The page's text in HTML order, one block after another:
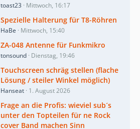
toast23 Mittwoch, 16:17
Spezielle Halterung für T8-Röhren
HaBe Mittwoch, 15:40
ZA-048 Antenne für Funkmikro
tonsound Dienstag, 19:46
Touchscreen schräg stellen (flache
Lösung / steiler Winkel möglich)
Hanseat 1. August 2026
Frage an die Profis: wieviel sub´s
unter den Topteilen für ne Rock
cover Band machen Sinn